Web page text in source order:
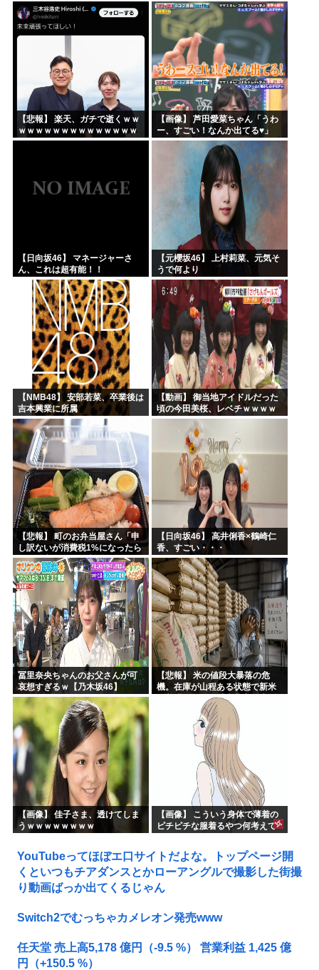
ｗｗｗｗｗ 上手すぎる！！！【乃木坂46】
【悲報】 楽天、ガチで逝くｗｗ
ｗｗｗｗｗｗｗｗｗｗｗｗｗｗ
ｗｗｗｗ
【画像】 芦田愛菜ちゃん「うわ
ー、すごい！なんか出てる♥」
【日向坂46】 マネージャーさ
ん、これは超有能！！
【元櫻坂46】 上村莉菜、元気そ
うで何より
【NMB48】 安部若菜、卒業後は
吉本興業に所属
【動画】 御当地アイドルだった
頃の今田美桜、レベチｗｗｗｗ
ｗｗｗｗｗｗｗｗｗｗｗｗｗｗ
【悲報】 町のお弁当屋さん「申
し訳ないが消費税1%になったら
その分商品代を値上げするわ」
【日向坂46】 高井俐香×鶴崎仁
香、すごい・・・
冨里奈央ちゃんのお父さんが可
哀想すぎるｗ【乃木坂46】
【悲報】 米の値段大暴落の危
機。在庫が山程ある状態で新米
の収穫始まる。「米農家が生活
【画像】 佳子さま、透けてしま
うｗｗｗｗｗｗｗｗ
【画像】 こういう身体で薄着の
ピチピチな服着るやつ何考えて
YouTubeってほぼエ口サイトだよな。トップページ開
くといつもチアダンスとかローアングルで撮影した街撮
り動画ばっか出てくるじゃん
Switch2でむっちゃカメレオン発売www
任天堂 売上高5,178 億円（-9.5 %） 営業利益 1,425 億
円（+150.5 %）